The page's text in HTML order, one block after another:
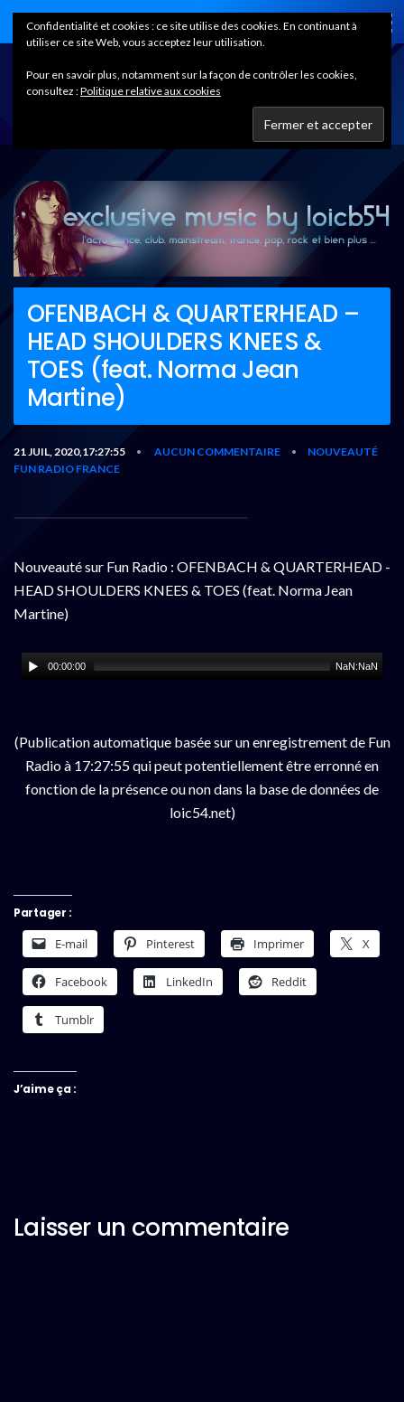
Home
OFENBACH & QUARTERHEAD –
HEAD SHOULDERS KNEES &
TOES (feat. Norma Jean
Martine)
21 JUIL, 2020,17:27:55 • AUCUN COMMENTAIRE •
NOUVEAUTÉ
FUN RADIO FRANCE
Nouveauté sur Fun Radio : OFENBACH & QUARTERHEAD -
HEAD SHOULDERS KNEES & TOES (feat. Norma Jean
Martine)
00:00:00 NaN:NaN
(Publication automatique basée sur un enregistrement de Fun
Radio à 17:27:55 qui peut potentiellement être erronné en
fonction de la présence ou non dans la base de données de
loic54.net)
Partager :
E-mail Pinterest Imprimer X
Facebook LinkedIn Reddit
Tumblr
J’aime ça :
Laisser un commentaire
Confidentialité et cookies : ce site utilise des cookies. En continuant à
utiliser ce site Web, vous acceptez leur utilisation.
Pour en savoir plus, notamment sur la façon de contrôler les cookies,
consultez :Politique relative aux cookies